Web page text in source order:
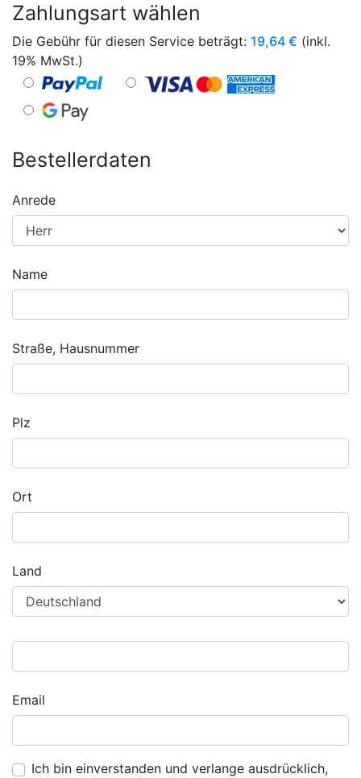
Zahlungsart wählen
Die Gebühr für diesen Service beträgt: 19,64 € (inkl.
19% MwSt.)
Bestellerdaten
Anrede
Name
Straße, Hausnummer
Plz
Ort
Land
Email
Ich bin einverstanden und verlange ausdrücklich,